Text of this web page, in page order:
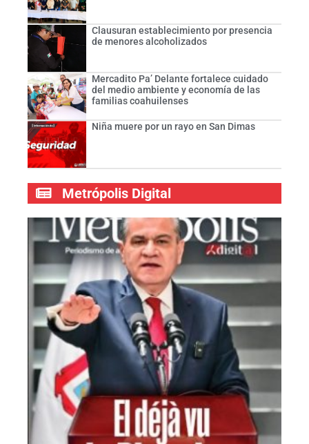
Clausuran establecimiento por presencia
de menores alcoholizados
Mercadito Pa’ Delante fortalece cuidado
del medio ambiente y economía de las
familias coahuilenses
Niña muere por un rayo en San Dimas
Metrópolis Digital